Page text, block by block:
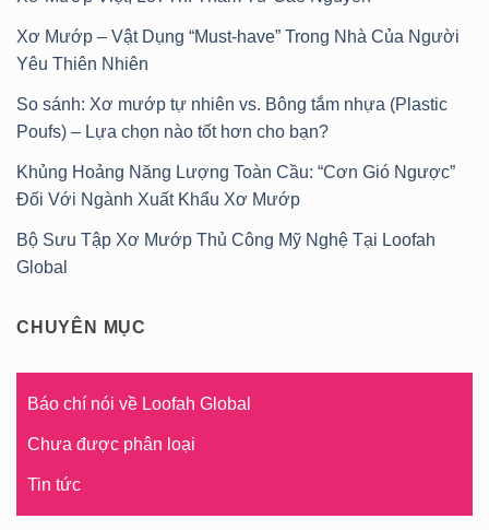
Xơ Mướp – Vật Dụng “Must-have” Trong Nhà Của Người
Yêu Thiên Nhiên
So sánh: Xơ mướp tự nhiên vs. Bông tắm nhựa (Plastic
Poufs) – Lựa chọn nào tốt hơn cho bạn?
Khủng Hoảng Năng Lượng Toàn Cầu: “Cơn Gió Ngược”
Đối Với Ngành Xuất Khẩu Xơ Mướp
Bộ Sưu Tập Xơ Mướp Thủ Công Mỹ Nghệ Tại Loofah
Global
CHUYÊN MỤC
Báo chí nói về Loofah Global
Chưa được phân loại
Tin tức